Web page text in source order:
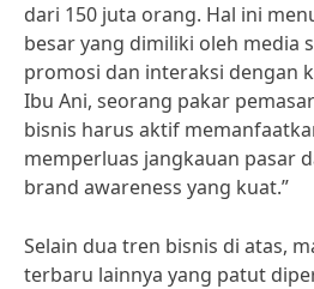
dari 150 juta orang. Hal ini
besar yang dimiliki oleh media
promosi dan interaksi dengan
Ibu Ani, seorang pakar
bisnis harus aktif
memperluas jangkauan pasar
brand awareness yang kuat.”
Selain dua tren bisnis di atas,
terbaru lainnya yang patut